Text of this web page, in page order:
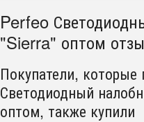
Perfeo
"Sierra" оптом
Покупатели,
Светодиодный
оптом, также купили